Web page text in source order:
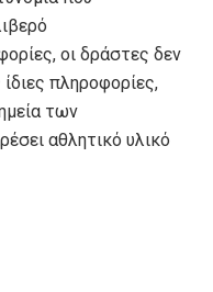
οι δράστες δεν
πληροφορίες,
των
αθλητικό υλικό